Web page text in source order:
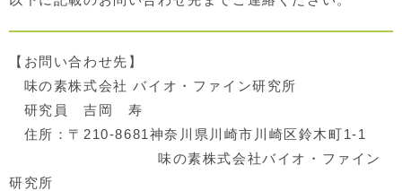
【お問い合わせ先】
味の素株式会社 バイオ・ファイン研究所
研究員 吉岡 寿
住所：〒210-8681神奈川県川崎市川崎区鈴木町1-1
味の素株式会社バイオ・ファイン
研究所